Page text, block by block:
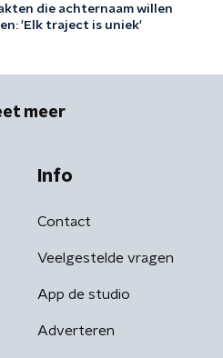
die achternaam willen
'Elk traject is uniek'
meer
Info
Contact
Veelgestelde vragen
App de studio
Adverteren